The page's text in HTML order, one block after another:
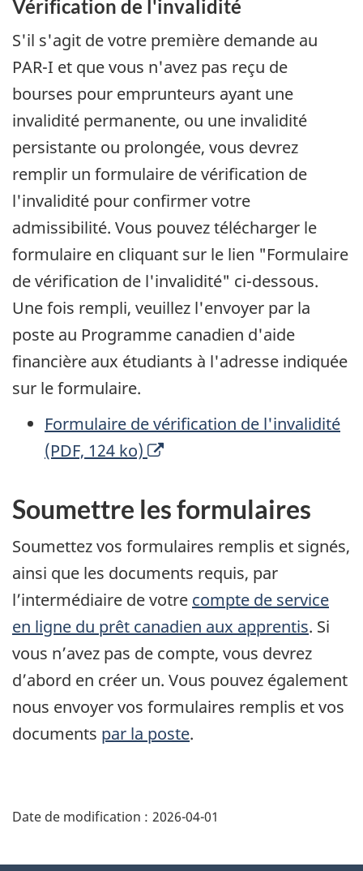
r
e
u
n
e
n
o
u
v
e
l
l
e
n
r
e
Vérification de l'invalidité
S'il s'agit de votre première demande au
PAR-I et que vous n'avez pas reçu de
bourses pour emprunteurs ayant une
invalidité permanente, ou une invalidité
persistante ou prolongée, vous devrez
remplir un formulaire de vérification de
l'invalidité pour confirmer votre
admissibilité. Vous pouvez télécharger le
formulaire en cliquant sur le lien "Formulaire
de vérification de l'invalidité" ci-dessous.
Une fois rempli, veuillez l'envoyer par la
poste au Programme canadien d'aide
financière aux étudiants à l'adresse indiquée
sur le formulaire.
Formulaire de vérification de l'invalidité
(PDF, 124 ko)
Ouvre
nouvelle
Soumettre les formulaires
Soumettez vos formulaires remplis et signés,
ainsi que les documents requis, par
l’intermédiaire de votre compte de service
en ligne du prêt canadien aux apprentis. Si
vous n’avez pas de compte, vous devrez
d’abord en créer un. Vous pouvez également
nous envoyer vos formulaires remplis et vos
documents par la poste.
D
t
Date de modification : 2026-04-01